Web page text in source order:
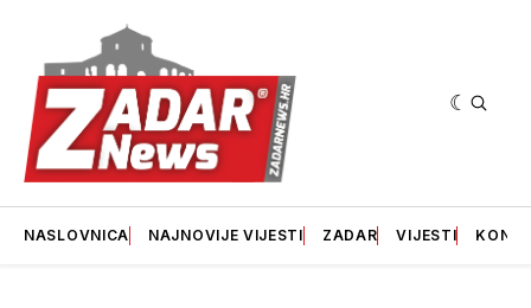
NASLOVNICA NAJNOVIJE VIJESTI ZADAR VIJESTI